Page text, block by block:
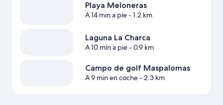
Playa Meloneras
A 14 min a pie- 1.2 km
Laguna La Charca
A 10 min a pie- 0.9 km
Campo de golf Maspalomas
A 9 min en coche- 2.3 km